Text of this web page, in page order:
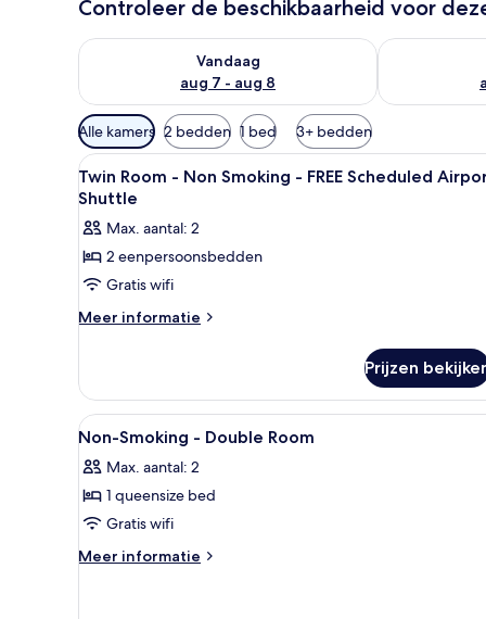
Controleer de beschikbaarheid voor
Vandaag
aug 7 - aug 8
De beschikbaarheid controleren voor vanavond aug
De
Beschikbare
filters
voor
kamers
Alle kamers 2 bedden 1 bed 3+ bedden
Alle
foto's
voor
Twin
Room
-
Non
FREE
Scheduled
Airport
Shuttle
laden
Een kluis op de kamer, een
5
Twin Room - Non Smoking - FREE Scheduled
Shuttle
Max. aantal: 2
2 eenpersoonsbedden
Gratis wifi
Meer informatie
Meer
Room
Non
-
FREE
Airport
Shuttle
Prijzen
Alle
foto's
voor
Non-
Smoking
-
Een kluis op de kamer, een
2
Non-Smoking - Double Room
Max. aantal: 2
1 queensize bed
Gratis wifi
Meer informatie
Meer